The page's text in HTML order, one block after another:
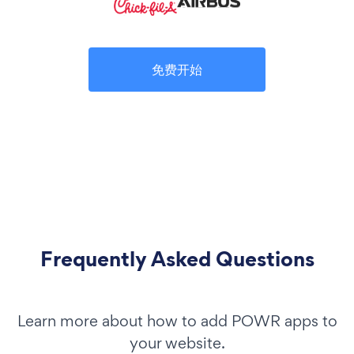
免费开始
Frequently Asked Questions
Learn more about how to add POWR apps to
your website.